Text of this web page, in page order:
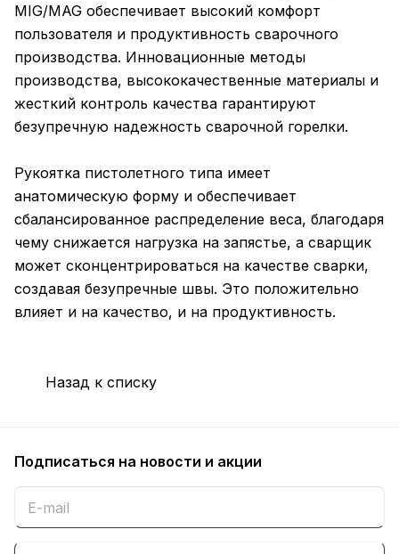
MIG/MAG обеспечивает высокий комфорт
пользователя и продуктивность сварочного
производства. Инновационные методы
производства, высококачественные материалы и
жесткий контроль качества гарантируют
безупречную надежность сварочной горелки.
Рукоятка пистолетного типа имеет
анатомическую форму и обеспечивает
сбалансированное распределение веса, благодаря
чему снижается нагрузка на запястье, а сварщик
может сконцентрироваться на качестве сварки,
создавая безупречные швы. Это положительно
влияет и на качество, и на продуктивность.
Назад к списку
Подписаться на новости и акции